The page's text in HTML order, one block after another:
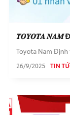
𝑻𝑶𝒀𝑶𝑻𝑨 𝑵𝑨𝑴
Toyota Nam
26/9/2025 TIN